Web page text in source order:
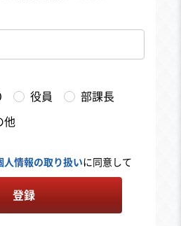
役員 部課長
他
人情報の取り扱いに同意して
登録